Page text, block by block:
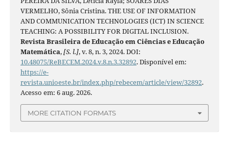
VERMELHO, Sônia Cristina. THE USE OF INFORMATION
AND COMMUNICATION TECHNOLOGIES (ICT) IN SCIENCE
TEACHING: A POSSIBILITY FOR DIGITAL INCLUSION.
Revista Brasileira de Educação em Ciências e Educação
Matemática,[S. l.], v. 8, n. 3, 2024. DOI:
10.48075/ReBECEM.2024.v.8.n.3.32892. Disponível em:
https://e-
revista.unioeste.br/index.php/rebecem/article/view/32892.
Acesso em: 6 aug. 2026.
MORE CITATION FORMATS